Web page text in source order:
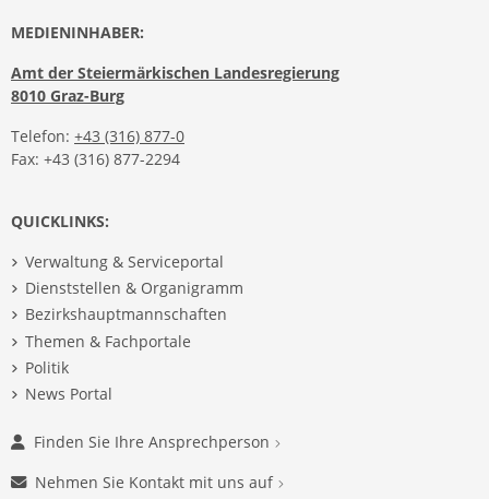
MEDIENINHABER:
Amt der Steiermärkischen Landesregierung
8010 Graz-Burg
Telefon: +43 (316) 877-0
Fax: +43 (316) 877-2294
QUICKLINKS:
Verwaltung & Serviceportal
Dienststellen & Organigramm
Bezirkshauptmannschaften
Themen & Fachportale
Politik
News Portal
Finden Sie Ihre Ansprechperson
Nehmen Sie Kontakt mit uns auf